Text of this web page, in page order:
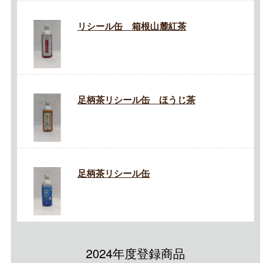
リシール缶 箱根山麓紅茶
足柄茶リシール缶 ほうじ茶
足柄茶リシール缶
2024年度登録商品